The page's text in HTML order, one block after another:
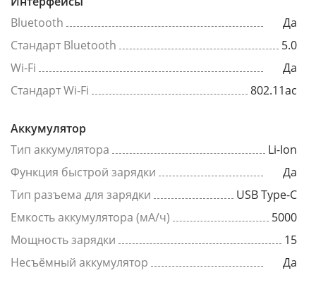
Bluetooth
Да
Стандарт Bluetooth
5.0
Wi-Fi
Да
Стандарт Wi-Fi
802.11ac
Аккумулятор
Тип аккумулятора
Li-Ion
Функция быстрой зарядки
Да
Тип разъема для зарядки
USB Type-C
Емкость аккумулятора (мА/ч)
5000
Мощность зарядки
15
Несъёмный аккумулятор
Да